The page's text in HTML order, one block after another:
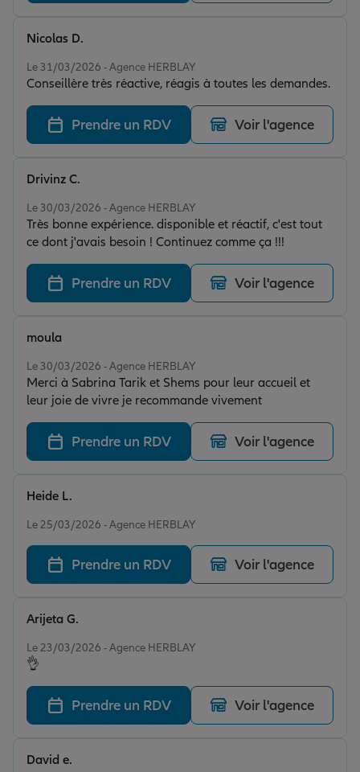
Le 31/03/2026 - Agence HERBLAY
Conseillère très réactive, réagis à toutes les demandes.
Nicolas D.
Prendre un RDV Voir l'agence
Le 30/03/2026 - Agence HERBLAY
Très bonne expérience. disponible et réactif, c'est tout
ce dont j'avais besoin ! Continuez comme ça !!!
Drivinz C.
Prendre un RDV Voir l'agence
Le 30/03/2026 - Agence HERBLAY
Merci à Sabrina Tarik et Shems pour leur accueil et
leur joie de vivre je recommande vivement
moula
Prendre un RDV Voir l'agence
Le 25/03/2026 - Agence HERBLAY
Heide L.
Prendre un RDV Voir l'agence
Le 23/03/2026 - Agence HERBLAY
👌
Arijeta G.
Prendre un RDV Voir l'agence
David e.